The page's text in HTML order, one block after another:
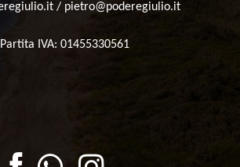
/ pietro@poderegiulio.it
Partita IVA: 01455330561